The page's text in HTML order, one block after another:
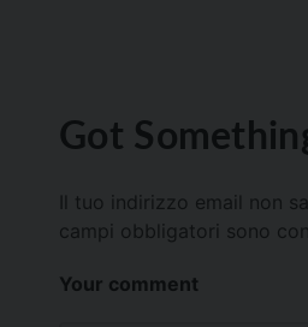
Got
Il tuo indirizzo email non
campi obbligatori sono
Your comment